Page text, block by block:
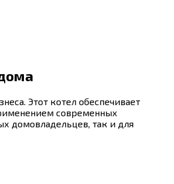
Этот котел обеспечивает
современных
домовладельцев, так и для